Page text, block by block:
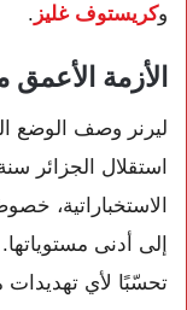
وكريستوف غليز .
الأزمة الأعمق
ليرنر وصف الوضع
الاستخباراتية،
إلى أدنى
تحسّبًا لأي